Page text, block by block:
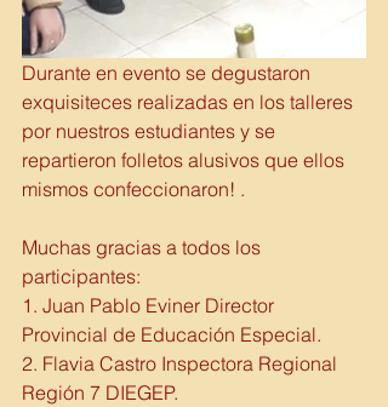
Durante en evento se degustaron
exquisiteces realizadas en los talleres
por nuestros estudiantes y se
repartieron folletos alusivos que ellos
mismos confeccionaron! .
Muchas gracias a todos los
participantes:
1. Juan Pablo Eviner Director
Provincial de Educación Especial.
2. Flavia Castro Inspectora Regional
Región 7 DIEGEP.